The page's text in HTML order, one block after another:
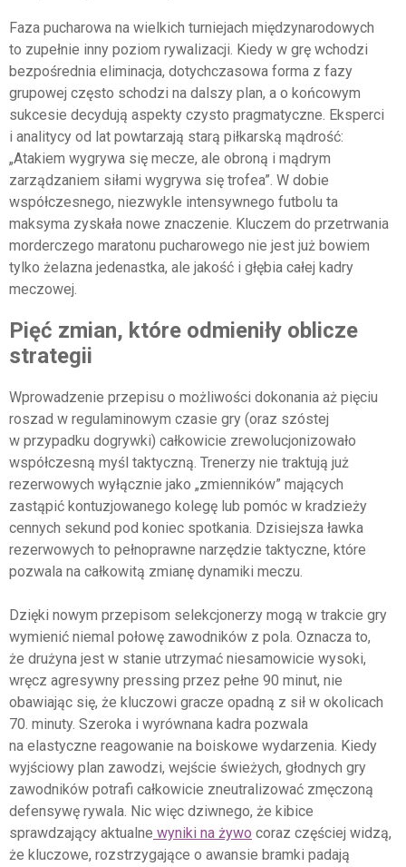
Faza pucharowa na wielkich turniejach międzynarodowych
to zupełnie inny poziom rywalizacji. Kiedy w grę wchodzi
bezpośrednia eliminacja, dotychczasowa forma z fazy
grupowej często schodzi na dalszy plan, a o końcowym
sukcesie decydują aspekty czysto pragmatyczne. Eksperci
i analitycy od lat powtarzają starą piłkarską mądrość:
„Atakiem wygrywa się mecze, ale obroną i mądrym
zarządzaniem siłami wygrywa się trofea”. W dobie
współczesnego, niezwykle intensywnego futbolu ta
maksyma zyskała nowe znaczenie. Kluczem do przetrwania
morderczego maratonu pucharowego nie jest już bowiem
tylko żelazna jedenastka, ale jakość i głębia całej kadry
meczowej.
Pięć zmian, które odmieniły oblicze
strategii
Wprowadzenie przepisu o możliwości dokonania aż pięciu
roszad w regulaminowym czasie gry (oraz szóstej
w przypadku dogrywki) całkowicie zrewolucjonizowało
współczesną myśl taktyczną. Trenerzy nie traktują już
rezerwowych wyłącznie jako „zmienników” mających
zastąpić kontuzjowanego kolegę lub pomóc w kradzieży
cennych sekund pod koniec spotkania. Dzisiejsza ławka
rezerwowych to pełnoprawne narzędzie taktyczne, które
pozwala na całkowitą zmianę dynamiki meczu.
Dzięki nowym przepisom selekcjonerzy mogą w trakcie gry
wymienić niemal połowę zawodników z pola. Oznacza to,
że drużyna jest w stanie utrzymać niesamowicie wysoki,
wręcz agresywny pressing przez pełne 90 minut, nie
obawiając się, że kluczowi gracze opadną z sił w okolicach
70. minuty. Szeroka i wyrównana kadra pozwala
na elastyczne reagowanie na boiskowe wydarzenia. Kiedy
wyjściowy plan zawodzi, wejście świeżych, głodnych gry
zawodników potrafi całkowicie zneutralizować zmęczoną
defensywę rywala. Nic więc dziwnego, że kibice
sprawdzający aktualne wyniki na żywo coraz częściej widzą,
że kluczowe, rozstrzygające o awansie bramki padają